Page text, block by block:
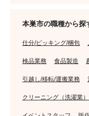
本巣市の職種から探
仕分/ピッキング/梱包
検品業務 食品製造
引越し/移転/運搬業務
クリーニング（洗濯業）